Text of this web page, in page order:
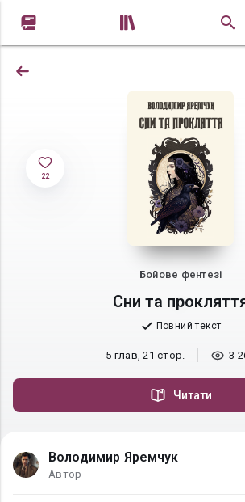

22
Бойове фентезі
Сни та
Повний текст
5 глав, 21 стор. 3
Читати
Володимир Яремчук
Автор